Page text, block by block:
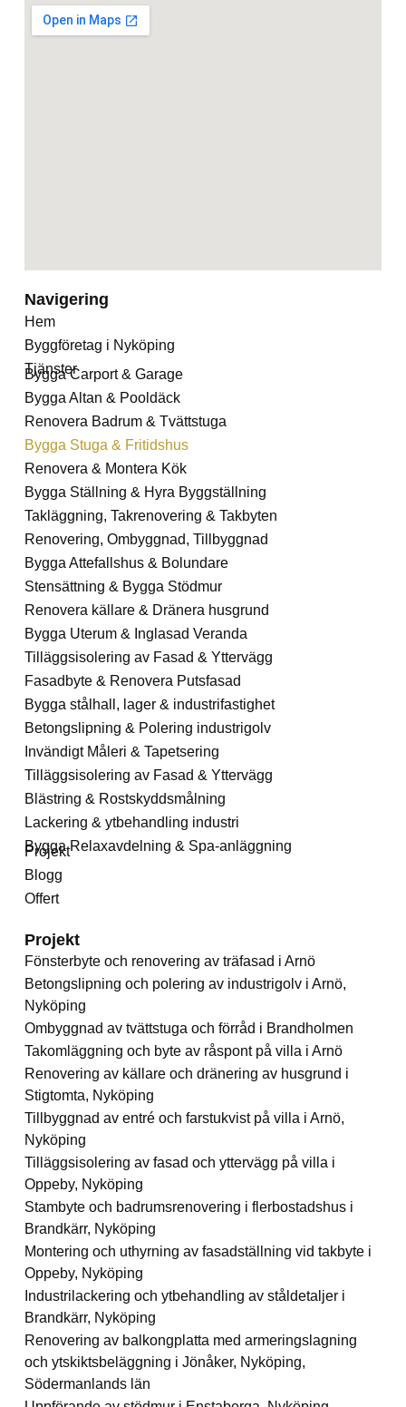
Navigering
Hem
Byggföretag i Nyköping
Tjänster
Bygga Carport & Garage
Bygga Altan & Pooldäck
Renovera Badrum & Tvättstuga
Bygga Stuga & Fritidshus
Renovera & Montera Kök
Bygga Ställning & Hyra Byggställning
Takläggning, Takrenovering & Takbyten
Renovering, Ombyggnad, Tillbyggnad
Bygga Attefallshus & Bolundare
Stensättning & Bygga Stödmur
Renovera källare & Dränera husgrund
Bygga Uterum & Inglasad Veranda
Tilläggsisolering av Fasad & Yttervägg
Fasadbyte & Renovera Putsfasad
Bygga stålhall, lager & industrifastighet
Betongslipning & Polering industrigolv
Invändigt Måleri & Tapetsering
Tilläggsisolering av Fasad & Yttervägg
Blästring & Rostskyddsmålning
Lackering & ytbehandling industri
Bygga Relaxavdelning & Spa-anläggning
Projekt
Blogg
Offert
Projekt
Fönsterbyte och renovering av träfasad i Arnö
Betongslipning och polering av industrigolv i Arnö,
Nyköping
Ombyggnad av tvättstuga och förråd i Brandholmen
Takomläggning och byte av råspont på villa i Arnö
Renovering av källare och dränering av husgrund i
Stigtomta, Nyköping
Tillbyggnad av entré och farstukvist på villa i Arnö,
Nyköping
Tilläggsisolering av fasad och yttervägg på villa i
Oppeby, Nyköping
Stambyte och badrumsrenovering i flerbostadshus i
Brandkärr, Nyköping
Montering och uthyrning av fasadställning vid takbyte i
Oppeby, Nyköping
Industrilackering och ytbehandling av ståldetaljer i
Brandkärr, Nyköping
Renovering av balkongplatta med armeringslagning
och ytskiktsbeläggning i Jönåker, Nyköping,
Södermanlands län